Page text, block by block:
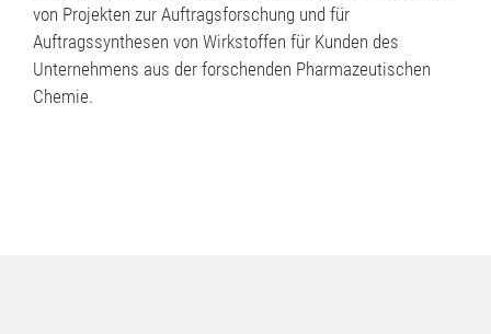
von Projekten zur Auftragsforschung und für
Auftragssynthesen von Wirkstoffen für Kunden des
Unternehmens aus der forschenden Pharmazeutischen
Chemie.